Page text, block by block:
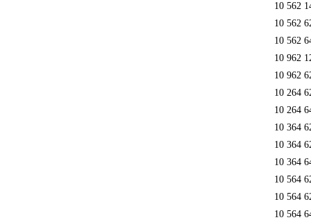
10 562
10 562
10 562
10 962
10 962
10 264
10 264
10 364
10 364
10 364
10 564
10 564
10 564